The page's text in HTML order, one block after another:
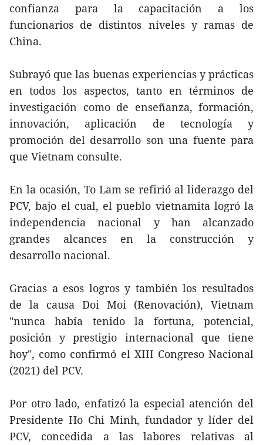
confianza para la capacitación a los
funcionarios de distintos niveles y ramas de
China.
Subrayó que las buenas experiencias y prácticas
en todos los aspectos, tanto en términos de
investigación como de enseñanza, formación,
innovación, aplicación de tecnología y
promoción del desarrollo son una fuente para
que Vietnam consulte.
En la ocasión, To Lam se refirió al liderazgo del
PCV, bajo el cual, el pueblo vietnamita logró la
independencia nacional y han alcanzado
grandes alcances en la construcción y
desarrollo nacional.
Gracias a esos logros y también los resultados
de la causa Doi Moi (Renovación), Vietnam
"nunca había tenido la fortuna, potencial,
posición y prestigio internacional que tiene
hoy", como confirmó el XIII Congreso Nacional
(2021) del PCV.
Por otro lado, enfatizó la especial atención del
Presidente Ho Chi Minh, fundador y líder del
PCV, concedida a las labores relativas al